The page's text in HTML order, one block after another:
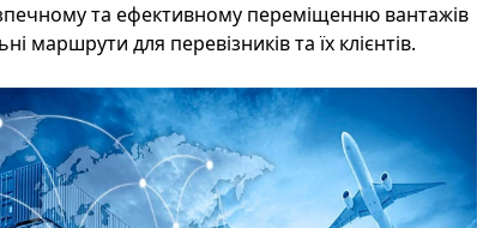
та ефективному переміщенню вантажів
маршрути для перевізників та їх клієнтів.